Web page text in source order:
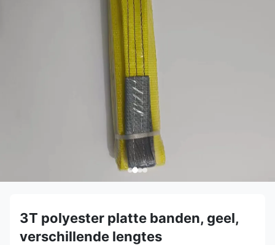
3T polyester platte banden, geel,
verschillende lengtes